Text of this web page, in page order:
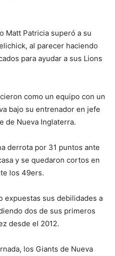
Matt Patricia superó a su
al parecer haciendo
para ayudar a sus Lions
como un equipo con un
bajo su entrenador en jefe
de Nueva Inglaterra.
derrota por 31 puntos ante
y se quedaron cortos en
los 49ers.
expuestas sus debilidades a
dos de sus primeros
desde el 2012.
los Giants de Nueva